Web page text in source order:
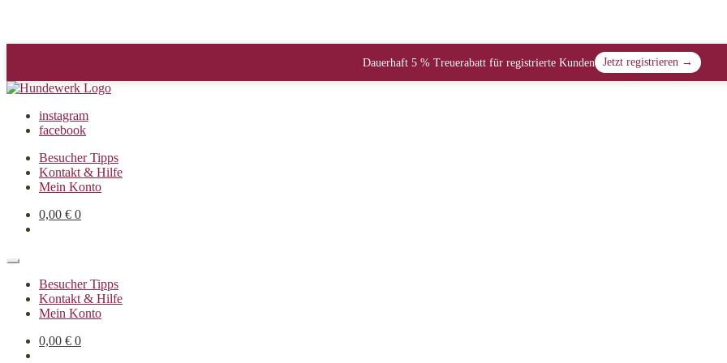
Dauerhaft 5 % Treuerabatt für registrierte Kunden Jetzt registrieren →
instagram
facebook
Besucher Tipps
Kontakt & Hilfe
Mein Konto
0,00 € 0
Besucher Tipps
Kontakt & Hilfe
Mein Konto
0,00 € 0